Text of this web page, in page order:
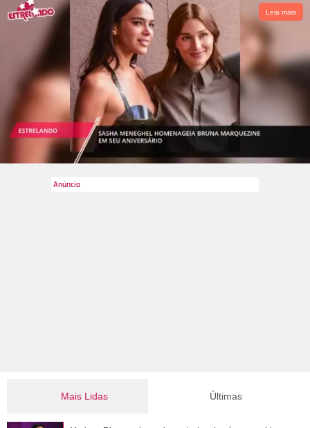
sobre Netinho? Basta seguir nesta galeria!
Leia mais
Mais Lidas Últimas